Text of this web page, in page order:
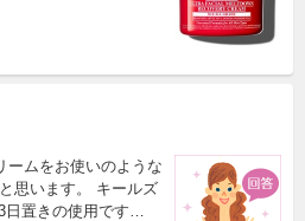
ームをお使いのような
思います。 キールズ
置きの使用です…